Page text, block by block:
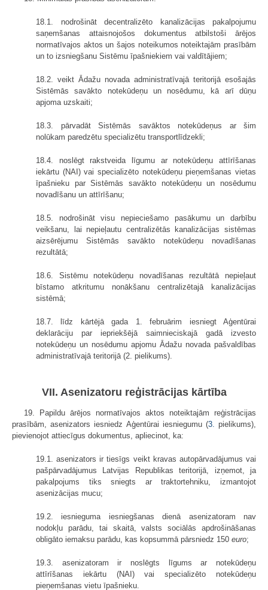
18.1. nodrošināt decentralizēto kanalizācijas pakalpojumu
saņemšanas attaisnojošos dokumentus atbilstoši ārējos
normatīvajos aktos un šajos noteikumos noteiktajām prasībām
un to izsniegšanu Sistēmu īpašniekiem vai valdītājiem;
18.2. veikt Ādažu novada administratīvajā teritorijā esošajās
Sistēmās savākto notekūdeņu un nosēdumu, kā arī dūņu
apjoma uzskaiti;
18.3. pārvadāt Sistēmās savāktos notekūdeņus ar šim
nolūkam paredzētu specializētu transportlīdzekli;
18.4. noslēgt rakstveida līgumu ar notekūdeņu attīrīšanas
iekārtu (NAI) vai specializēto notekūdeņu pieņemšanas vietas
īpašnieku par Sistēmās savākto notekūdeņu un nosēdumu
novadīšanu un attīrīšanu;
18.5. nodrošināt visu nepieciešamo pasākumu un darbību
veikšanu, lai nepieļautu centralizētās kanalizācijas sistēmas
aizsērējumu Sistēmās savākto notekūdeņu novadīšanas
rezultātā;
18.6. Sistēmu notekūdeņu novadīšanas rezultātā nepieļaut
bīstamo atkritumu nonākšanu centralizētajā kanalizācijas
sistēmā;
18.7. līdz kārtējā gada 1. februārim iesniegt Aģentūrai
deklarāciju par iepriekšējā saimnieciskajā gadā izvesto
notekūdeņu un nosēdumu apjomu Ādažu novada pašvaldības
administratīvajā teritorijā (2. pielikums).
VII. Asenizatoru reģistrācijas kārtība
19. Papildu ārējos normatīvajos aktos noteiktajām reģistrācijas
prasībām, asenizators iesniedz Aģentūrai iesniegumu (3.
pielikums),
pievienojot attiecīgus dokumentus, apliecinot, ka:
19.1. asenizators ir tiesīgs veikt kravas autopārvadājumus vai
pašpārvadājumus Latvijas Republikas teritorijā, izņemot, ja
pakalpojums tiks sniegts ar traktortehniku, izmantojot
asenizācijas mucu;
19.2. iesnieguma iesniegšanas dienā asenizatoram nav
nodokļu parādu, tai skaitā, valsts sociālās apdrošināšanas
obligāto iemaksu parādu, kas kopsummā pārsniedz 150 euro;
19.3. asenizatoram ir noslēgts līgums ar notekūdeņu
attīrīšanas iekārtu (NAI) vai specializēto notekūdeņu
pieņemšanas vietu īpašnieku.